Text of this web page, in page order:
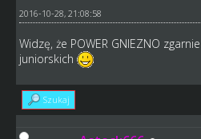
2016-10-28, 21:08:58
Widzę, że POWER GNIEZNO
juniorskich
Szukaj